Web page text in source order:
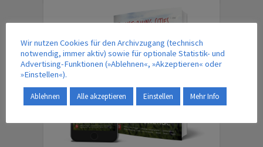
Wir nutzen Cookies für den Archivzugang (technisch
notwendig, immer aktiv) sowie für optionale Statistik- und
Advertising-Funktionen (»Ablehnen«, »Akzeptieren« oder
»Einstellen«).
Ablehnen Alle akzeptieren Einstellen Mehr Info